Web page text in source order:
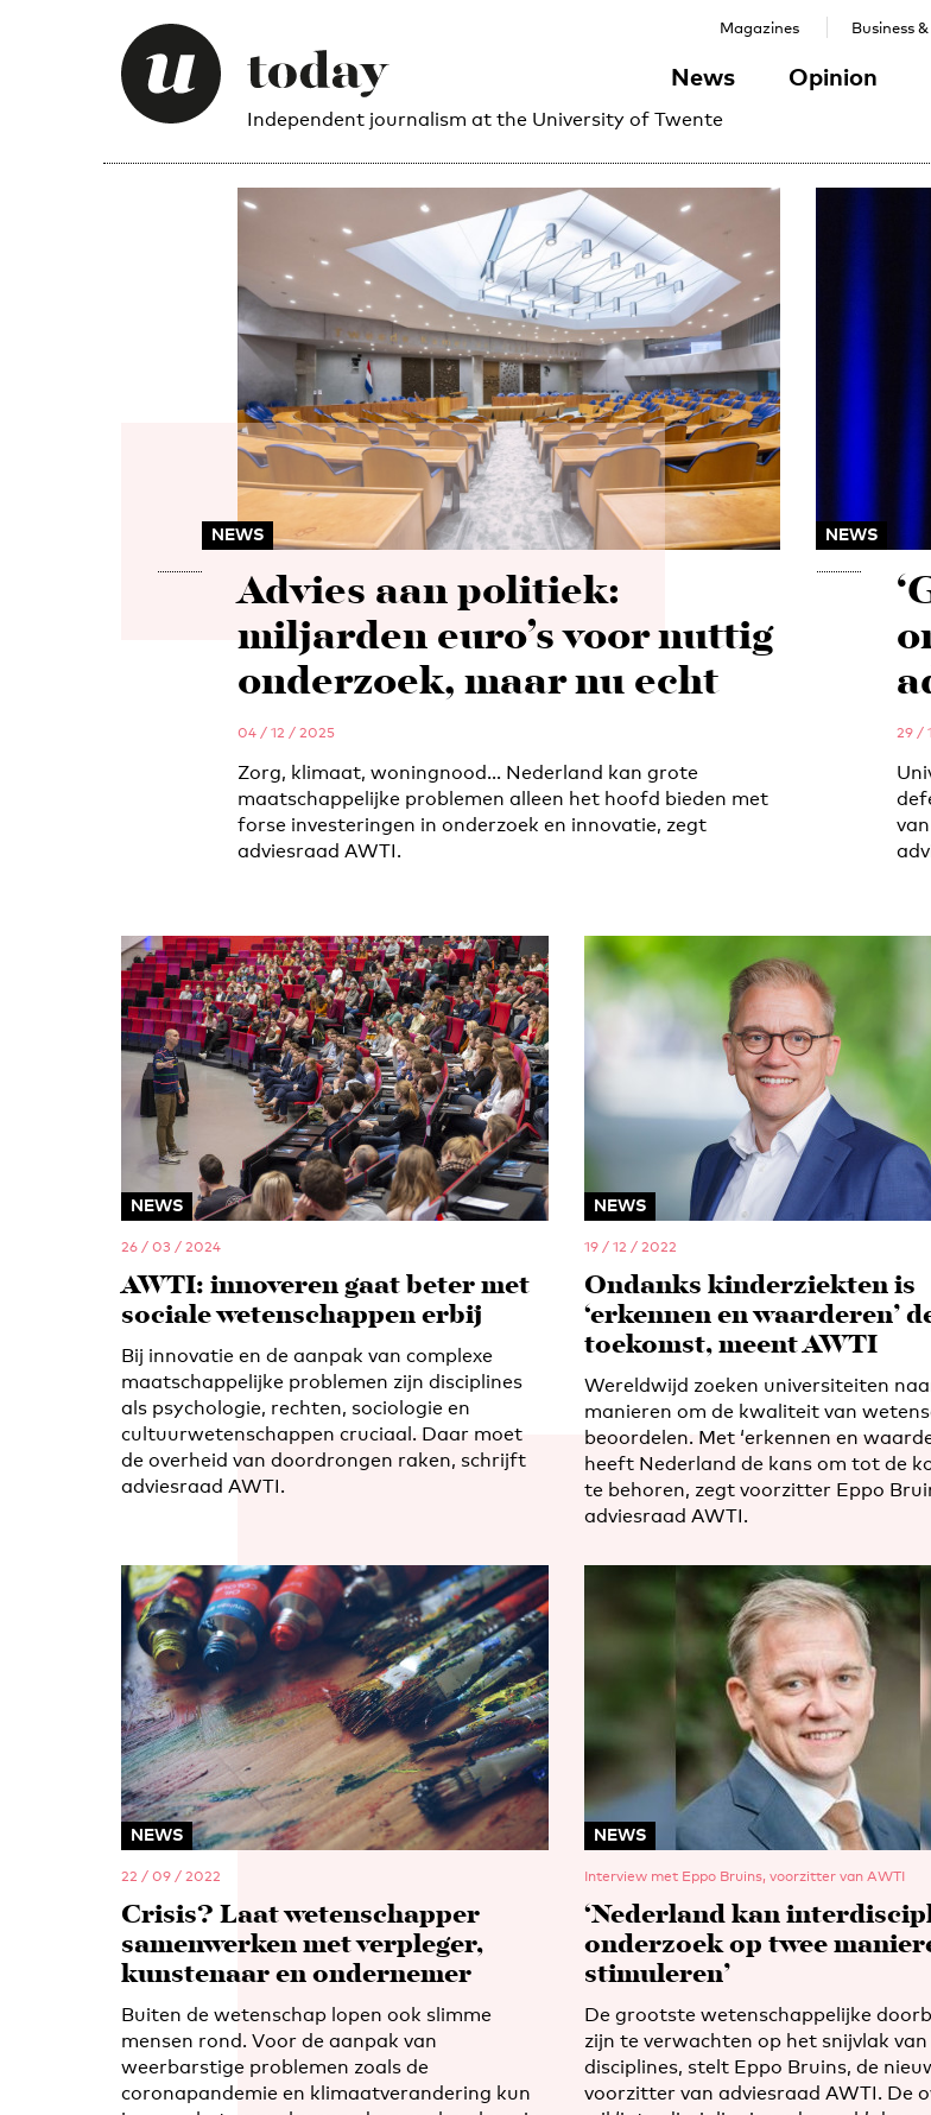
Independent journalism at the University of Twente
News Opinion
Magazines Business
NEWS
Advies aan politiek:
miljarden euro’s voor nuttig
onderzoek, maar nu echt
04 / 12 / 2025
Zorg, klimaat, woningnood… Nederland kan grote
maatschappelijke problemen alleen het hoofd bieden met
forse investeringen in onderzoek en innovatie, zegt
adviesraad AWTI.
NEWS
29 /
NEWS
26 / 03 / 2024
AWTI: innoveren gaat beter met
sociale wetenschappen erbij
Bij innovatie en de aanpak van complexe
maatschappelijke problemen zijn disciplines
als psychologie, rechten, sociologie en
cultuurwetenschappen cruciaal. Daar moet
de overheid van doordrongen raken, schrijft
adviesraad AWTI.
NEWS
19 / 12 / 2022
Ondanks kinderziekten is
‘erkennen en waarderen’
toekomst, meent AWTI
Wereldwijd zoeken universiteiten
manieren om de kwaliteit van
beoordelen. Met ‘erkennen en
heeft Nederland de kans om tot de
te behoren, zegt voorzitter Eppo
adviesraad AWTI.
NEWS
22 / 09 / 2022
Crisis? Laat wetenschapper
samenwerken met verpleger,
kunstenaar en ondernemer
Buiten de wetenschap lopen ook slimme
mensen rond. Voor de aanpak van
weerbarstige problemen zoals de
coronapandemie en klimaatverandering kun
NEWS
Interview met Eppo Bruins, voorzitter van AWTI
‘Nederland kan
onderzoek op twee
stimuleren’
De grootste wetenschappelijke
zijn te verwachten op het snijvlak van
disciplines, stelt Eppo Bruins, de
voorzitter van adviesraad AWTI. De